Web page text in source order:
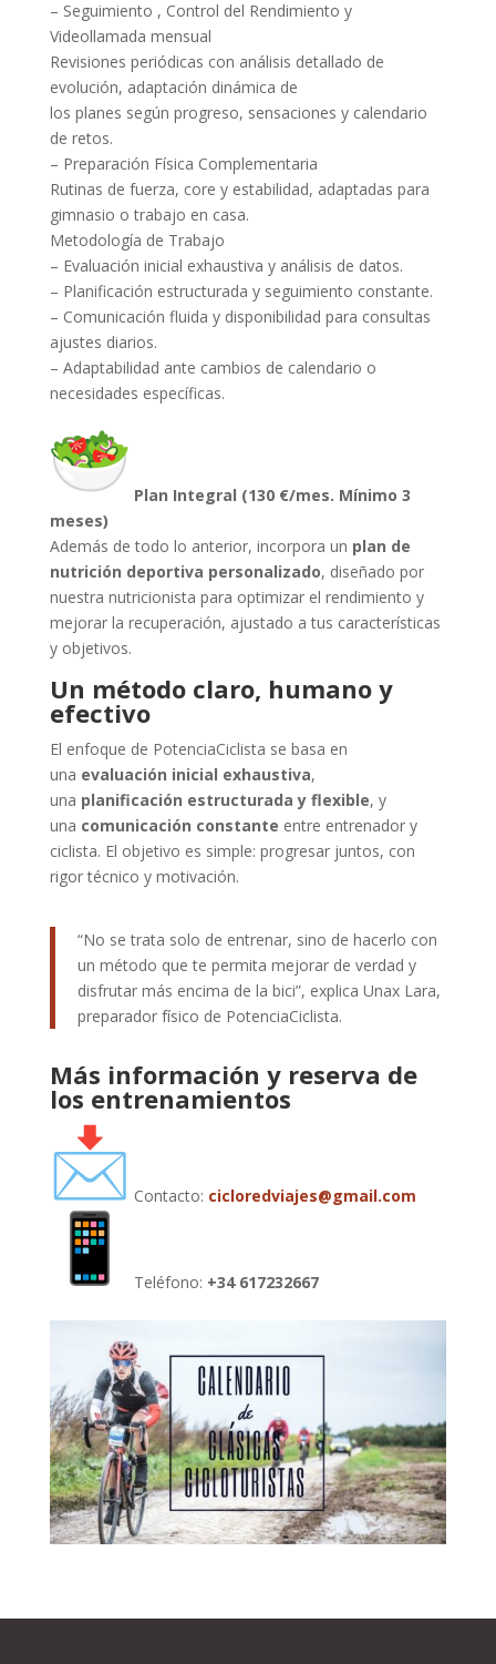
– Seguimiento , Control del Rendimiento y
Videollamada mensual
Revisiones periódicas con análisis detallado de
evolución, adaptación dinámica de
los planes según progreso, sensaciones y calendario
de retos.
– Preparación Física Complementaria
Rutinas de fuerza, core y estabilidad, adaptadas para
gimnasio o trabajo en casa.
Metodología de Trabajo
– Evaluación inicial exhaustiva y análisis de datos.
– Planificación estructurada y seguimiento constante.
– Comunicación fluida y disponibilidad para consultas
ajustes diarios.
– Adaptabilidad ante cambios de calendario o
necesidades específicas.
Plan Integral (130 €/mes. Mínimo 3
meses)
Además de todo lo anterior, incorpora un plan de
nutrición deportiva personalizado, diseñado por
nuestra nutricionista para optimizar el rendimiento y
mejorar la recuperación, ajustado a tus características
y objetivos.
Un método claro, humano y
efectivo
El enfoque de PotenciaCiclista se basa en
una evaluación inicial exhaustiva,
una planificación estructurada y flexible, y
una comunicación constante entre entrenador y
ciclista. El objetivo es simple: progresar juntos, con
rigor técnico y motivación.
“No se trata solo de entrenar, sino de hacerlo con
un método que te permita mejorar de verdad y
disfrutar más encima de la bici”, explica Unax Lara,
preparador físico de PotenciaCiclista.
Más información y reserva de
los entrenamientos
Contacto: cicloredviajes@gmail.com
Teléfono: +34 617232667